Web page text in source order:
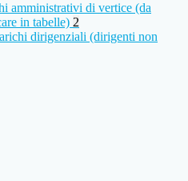
amministrativi di vertice (da
in tabelle) 2
dirigenziali (dirigenti non